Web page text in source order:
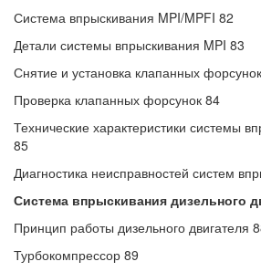
Система впрыскивания MPI/MPFI 82
Детали системы впрыскивания MPI 83
Снятие и установка клапанных
Проверка клапанных форсунок 84
Технические характеристики системы
85
Диагностика неисправностей систем
Система впрыскивания дизельного
Принцип работы дизельного двигателя
Турбокомпрессор 89